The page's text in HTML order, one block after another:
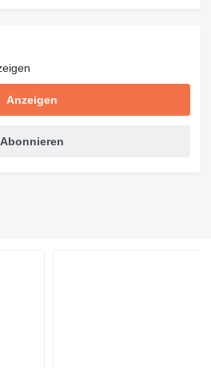
Anzeigen
Abonnieren